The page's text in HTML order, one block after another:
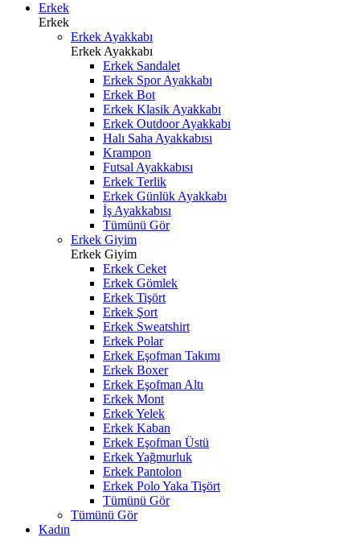
Erkek
Erkek
Erkek Ayakkabı
Erkek Ayakkabı
Erkek Sandalet
Erkek Spor Ayakkabı
Erkek Bot
Erkek Klasik Ayakkabı
Erkek Outdoor Ayakkabı
Halı Saha Ayakkabısı
Krampon
Futsal Ayakkabısı
Erkek Terlik
Erkek Günlük Ayakkabı
İş Ayakkabısı
Tümünü Gör
Erkek Giyim
Erkek Giyim
Erkek Ceket
Erkek Gömlek
Erkek Tişört
Erkek Şort
Erkek Sweatshirt
Erkek Polar
Erkek Eşofman Takımı
Erkek Boxer
Erkek Eşofman Altı
Erkek Mont
Erkek Yelek
Erkek Kaban
Erkek Eşofman Üstü
Erkek Yağmurluk
Erkek Pantolon
Erkek Polo Yaka Tişört
Tümünü Gör
Tümünü Gör
Kadın